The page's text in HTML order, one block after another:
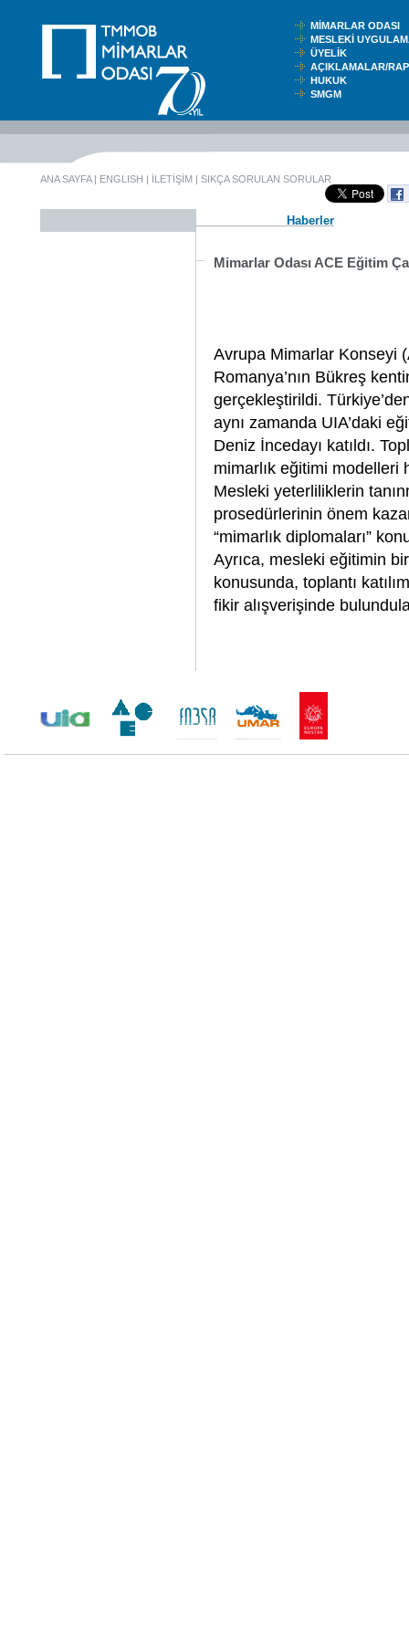
MİMARLAR ODASI
MESLEKİ
ÜYELİK
AÇIKLAMALAR/
HUKUK
SMGM
ANA SAYFA| ENGLISH | İLETİŞİM | SIKÇA SORULAN SORULAR
Haberler
Mimarlar Odası ACE Eğitim
Avrupa Mimarlar Konseyi
Romanya’nın Bükreş
gerçekleştirildi.
aynı zamanda UIA’daki
Deniz İncedayı katıldı.
mimarlık eğitimi modelleri
Mesleki yeterliliklerin
prosedürlerinin önem
“mimarlık diplomaları”
Ayrıca, mesleki eğitimin
konusunda, toplantı
fikir alışverişinde